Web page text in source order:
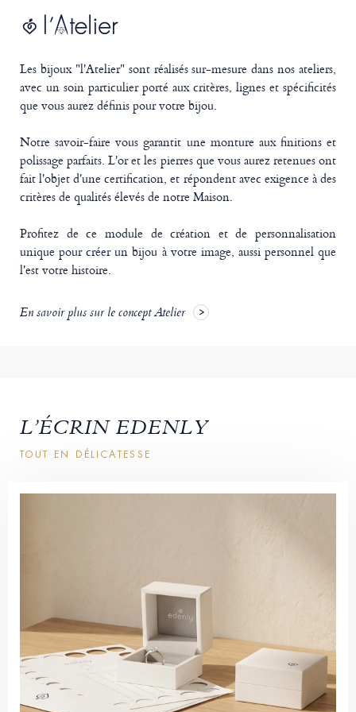
Les bijoux "l'Atelier" sont réalisés sur-mesure dans nos ateliers,
avec un soin particulier porté aux critères, lignes et spécificités
que vous aurez définis pour votre bijou.
Notre savoir-faire vous garantit une monture aux finitions et
polissage parfaits. L'or et les pierres que vous aurez retenues ont
fait l'objet d'une certification, et répondent avec exigence à des
critères de qualités élevés de notre Maison.
Profitez de ce module de création et de personnalisation
unique pour créer un bijou à votre image, aussi personnel que
l'est votre histoire.
En savoir plus sur le concept Atelier
L’ÉCRIN EDENLY
TOUT EN DÉLICATESSE